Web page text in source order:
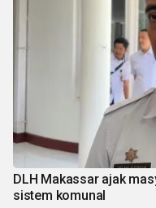
DLH Makassar ajak
sistem komunal